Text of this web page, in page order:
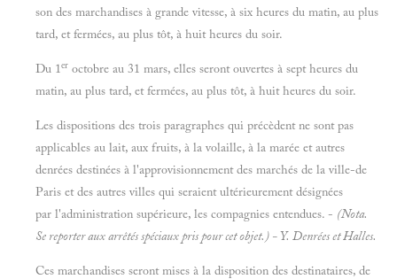
son des marchandises à grande vitesse, à six heures du matin, au plus
tard, et fermées, au plus tôt, à huit heures du soir.
Du 1er octobre au 31 mars, elles seront ouvertes à sept heures du
matin, au plus tard, et fermées, au plus tôt, à huit heures du soir.
Les dispositions des trois paragraphes qui précèdent ne sont pas
applicables au lait, aux fruits, à la volaille, à la marée et autres
denrées destinées à l'approvisionnement des marchés de la ville-de
Paris et des autres villes qui seraient ultérieurement désignées
par l'administration supérieure, les compagnies entendues. - (Nota.
Se reporter aux arrêtés spéciaux pris pour cet objet.) - Y. Denrées etHalles.
Ces marchandises seront mises à la disposition des destinataires, de